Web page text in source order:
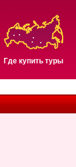
Где купить туры